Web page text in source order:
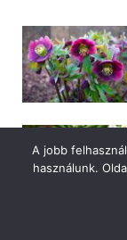
A jobb
használunk.